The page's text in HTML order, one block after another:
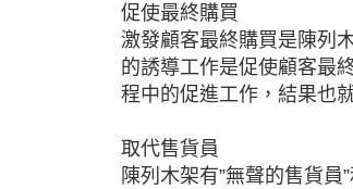
促使最終購買
激發顧客最終購買是陳列
的誘導工作是促使顧客最
程中的促進工作，結果也
取代售貨員
陳列木架有”無聲的售貨